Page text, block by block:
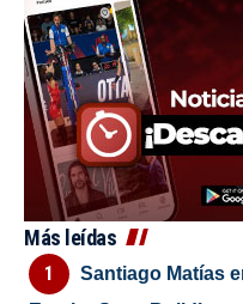
Más leídas
Santiago Matías